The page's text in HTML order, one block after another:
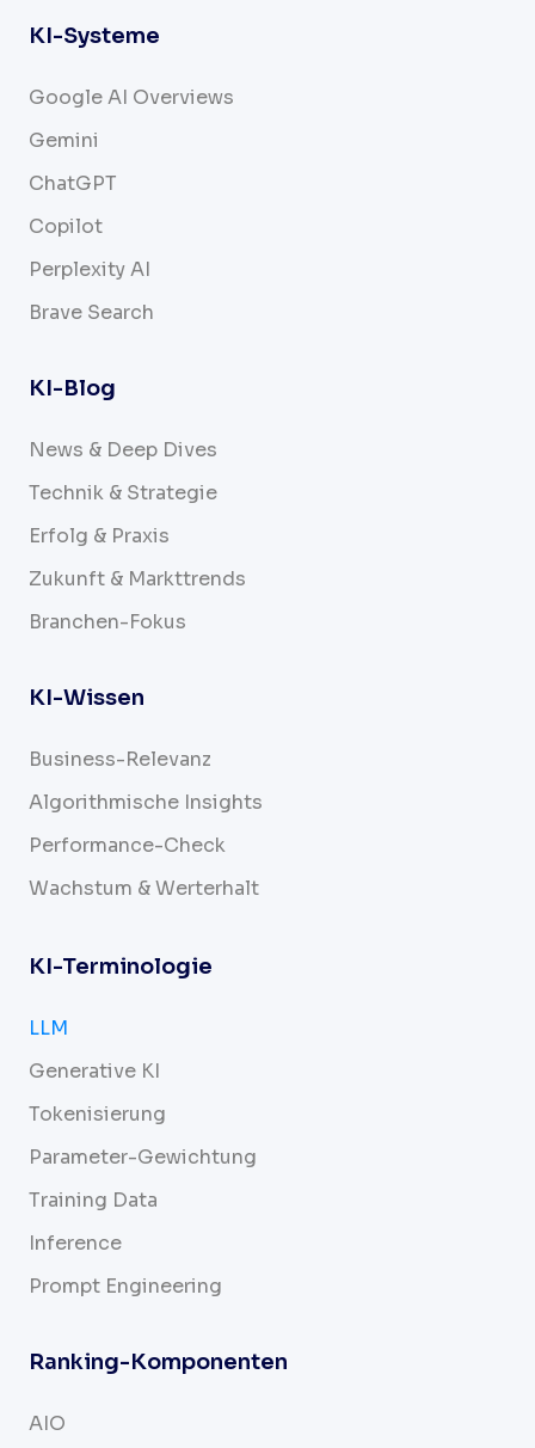
KI-Systeme
Google AI Overviews
Gemini
ChatGPT
Copilot
Perplexity AI
Brave Search
KI-Blog
News & Deep Dives
Technik & Strategie
Erfolg & Praxis
Zukunft & Markttrends
Branchen-Fokus
KI-Wissen
Business-Relevanz
Algorithmische Insights
Performance-Check
Wachstum & Werterhalt
KI-Terminologie
LLM
Generative KI
Tokenisierung
Parameter-Gewichtung
Training Data
Inference
Prompt Engineering
Ranking-Komponenten
AIO